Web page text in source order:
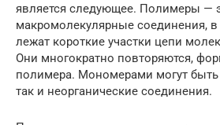
является следующее. Полимеры —
макромолекулярные соединения,
лежат короткие участки цепи
Они многократно повторяются,
полимера. Мономерами могут быть
так и неорганические соединения.